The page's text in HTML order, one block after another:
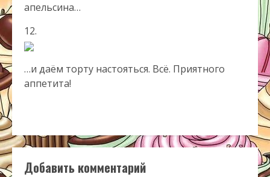
апельсина…
12.
…и даём торту настояться. Всё. Приятного
аппетита!
Добавить комментарий